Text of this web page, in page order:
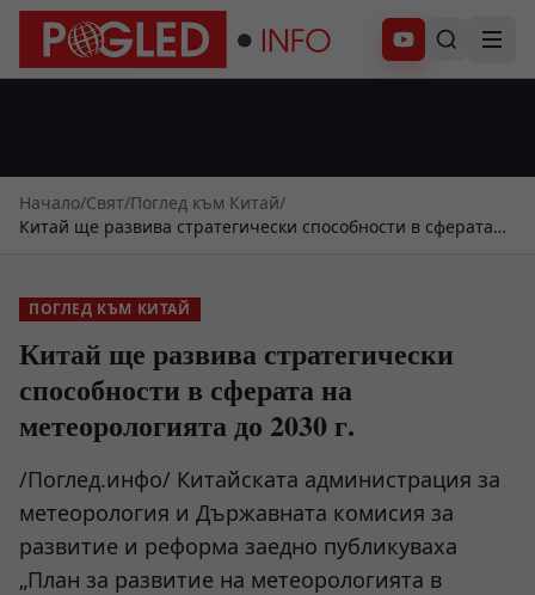
Абонирай се
Начало/Свят/Поглед към Китай/
Китай ще развива стратегически способности в сферата
ПОГЛЕД КЪМ КИТАЙ
Китай ще развива стратегически
способности в сферата на
метеорологията до 2030 г.
/Поглед.инфо/ Китайската администрация за
метеорология и Държавната комисия за
развитие и реформа заедно публикуваха
„План за развитие на метеорологията в